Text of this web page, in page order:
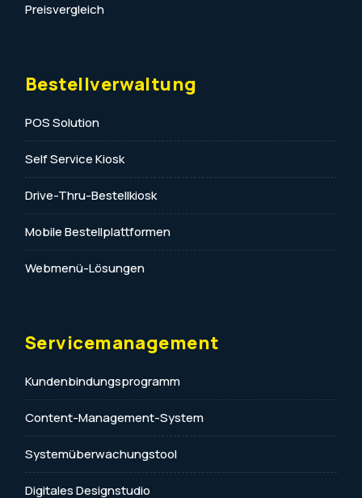
Preisvergleich
Bestellverwaltung
POS Solution
Self Service Kiosk
Drive-Thru-Bestellkiosk
Mobile Bestellplattformen
Webmenü-Lösungen
Servicemanagement
Kundenbindungsprogramm
Content-Management-System
Systemüberwachungstool
Digitales Designstudio